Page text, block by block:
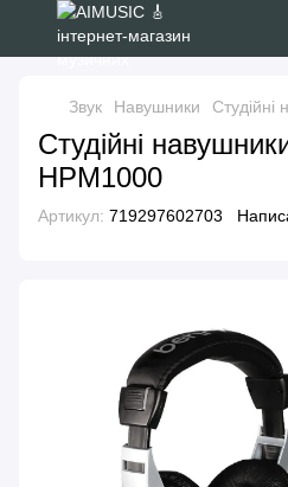
Звук Навушники Студійні
Студійні
HPM1000
Артикул: 719297602703